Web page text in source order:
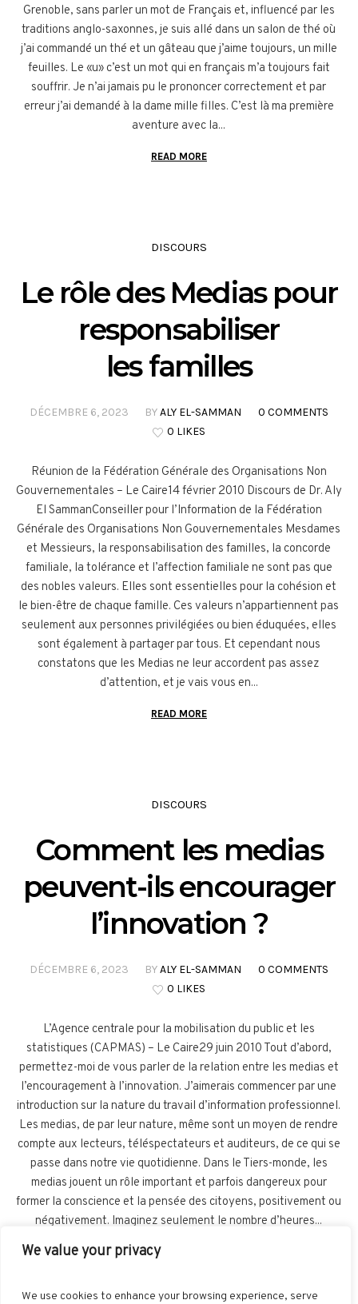
We value your privacy
We use cookies to enhance your browsing experience, serve
Grenoble, sans parler un mot de Français et, influencé par les
traditions anglo-saxonnes, je suis allé dans un salon de thé où
j’ai commandé un thé et un gâteau que j’aime toujours, un mille
feuilles. Le «u» c’est un mot qui en français m’a toujours fait
souffrir. Je n’ai jamais pu le prononcer correctement et par
erreur j’ai demandé à la dame mille filles. C’est là ma première
aventure avec la...
READ MORE
DISCOURS
Le rôle des Medias pour
responsabiliser
les familles
DÉCEMBRE 6, 2023 BYALY EL-SAMMAN
0 COMMENTS
0 LIKES
Réunion de la Fédération Générale des Organisations Non
Gouvernementales – Le Caire14 février 2010 Discours de Dr. Aly
El SammanConseiller pour l’Information de la Fédération
Générale des Organisations Non Gouvernementales Mesdames
et Messieurs, la responsabilisation des familles, la concorde
familiale, la tolérance et l’affection familiale ne sont pas que
des nobles valeurs. Elles sont essentielles pour la cohésion et
le bien-être de chaque famille. Ces valeurs n’appartiennent pas
seulement aux personnes privilégiées ou bien éduquées, elles
sont également à partager par tous. Et cependant nous
constatons que les Medias ne leur accordent pas assez
d’attention, et je vais vous en...
READ MORE
DISCOURS
Comment les medias
peuvent-ils encourager
l’innovation ?
DÉCEMBRE 6, 2023 BYALY EL-SAMMAN
0 COMMENTS
0 LIKES
L’Agence centrale pour la mobilisation du public et les
statistiques (CAPMAS) – Le Caire29 juin 2010 Tout d’abord,
permettez-moi de vous parler de la relation entre les medias et
l’encouragement à l’innovation. J’aimerais commencer par une
introduction sur la nature du travail d’information professionnel.
Les medias, de par leur nature, même sont un moyen de rendre
compte aux lecteurs, téléspectateurs et auditeurs, de ce qui se
passe dans notre vie quotidienne. Dans le Tiers-monde, les
medias jouent un rôle important et parfois dangereux pour
former la conscience et la pensée des citoyens, positivement ou
négativement. Imaginez seulement le nombre d’heures...
READ MORE